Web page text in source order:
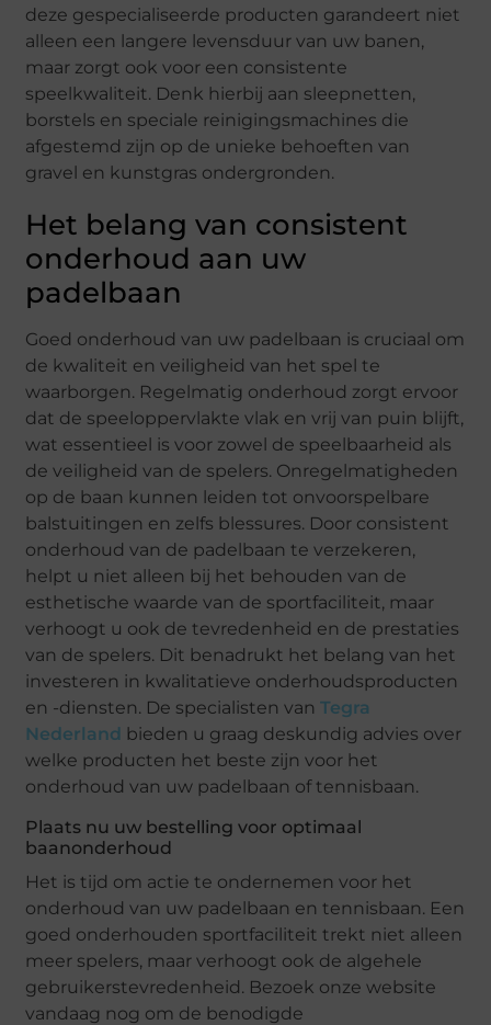
deze gespecialiseerde producten garandeert niet
alleen een langere levensduur van uw banen,
maar zorgt ook voor een consistente
speelkwaliteit. Denk hierbij aan sleepnetten,
borstels en speciale reinigingsmachines die
afgestemd zijn op de unieke behoeften van
gravel en kunstgras ondergronden.
Het belang van consistent
onderhoud aan uw
padelbaan
Goed onderhoud van uw padelbaan is cruciaal om
de kwaliteit en veiligheid van het spel te
waarborgen. Regelmatig onderhoud zorgt ervoor
dat de speeloppervlakte vlak en vrij van puin blijft,
wat essentieel is voor zowel de speelbaarheid als
de veiligheid van de spelers. Onregelmatigheden
op de baan kunnen leiden tot onvoorspelbare
balstuitingen en zelfs blessures. Door consistent
onderhoud van de padelbaan te verzekeren,
helpt u niet alleen bij het behouden van de
esthetische waarde van de sportfaciliteit, maar
verhoogt u ook de tevredenheid en de prestaties
van de spelers. Dit benadrukt het belang van het
investeren in kwalitatieve onderhoudsproducten
en -diensten. De specialisten vanTegra
Nederland bieden u graag deskundig advies over
welke producten het beste zijn voor het
onderhoud van uw padelbaan of tennisbaan.
Plaats nu uw bestelling voor optimaal
baanonderhoud
Het is tijd om actie te ondernemen voor het
onderhoud van uw padelbaan en tennisbaan. Een
goed onderhouden sportfaciliteit trekt niet alleen
meer spelers, maar verhoogt ook de algehele
gebruikerstevredenheid. Bezoek onze website
vandaag nog om de benodigde